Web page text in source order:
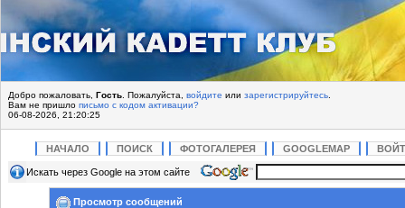
Добро пожаловать, Гость . Пожалуйста, войдите или зарегистрируйтесь
Вам не пришло письмо с кодом активации?
06-08-2026, 21:20:25
НАЧАЛО ПОИСК ФОТОГАЛЕРЕЯ GOOGLEMAP
Искать через Google на этом сайте
Просмотр сообщений